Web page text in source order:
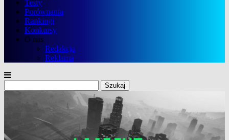
Testy
Porównania
Rankingi
Konkursy
O nas
Redakcja
Reklama